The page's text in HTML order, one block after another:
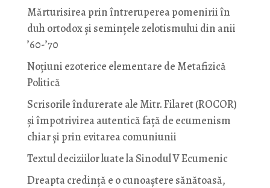
Mărturisirea prin întreruperea pomenirii în
duh ortodox și semințele zelotismului din anii
’60-’70
Noţiuni ezoterice elementare de Metafizică
Politică
Scrisorile îndurerate ale Mitr. Filaret (ROCOR)
și împotrivirea autentică față de ecumenism
chiar și prin evitarea comuniunii
Textul deciziilor luate la Sinodul V Ecumenic
Dreapta credință e o cunoaștere sănătoasă,